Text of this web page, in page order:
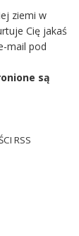
ziemi w
Cię jakaś
mail pod
są
RSS